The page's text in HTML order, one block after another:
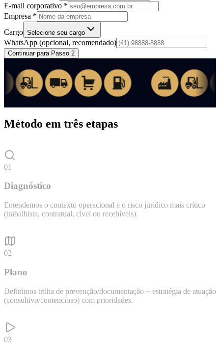
E-mail corporativo *
Empresa *
Cargo Selecione seu cargo
WhatsApp (opcional, recomendado)
Continuar para Passo 2
Método em três etapas
01
Diagnóstico
Entendemos o contexto operacional e o risco jurídico mais crítico
(trabalhista, contratual, cível ou recebíveis).
02
Plano
Definimos trilha de prevenção/documentação + estratégia de atuação
(consultivo/contencioso) com prioridades.
03